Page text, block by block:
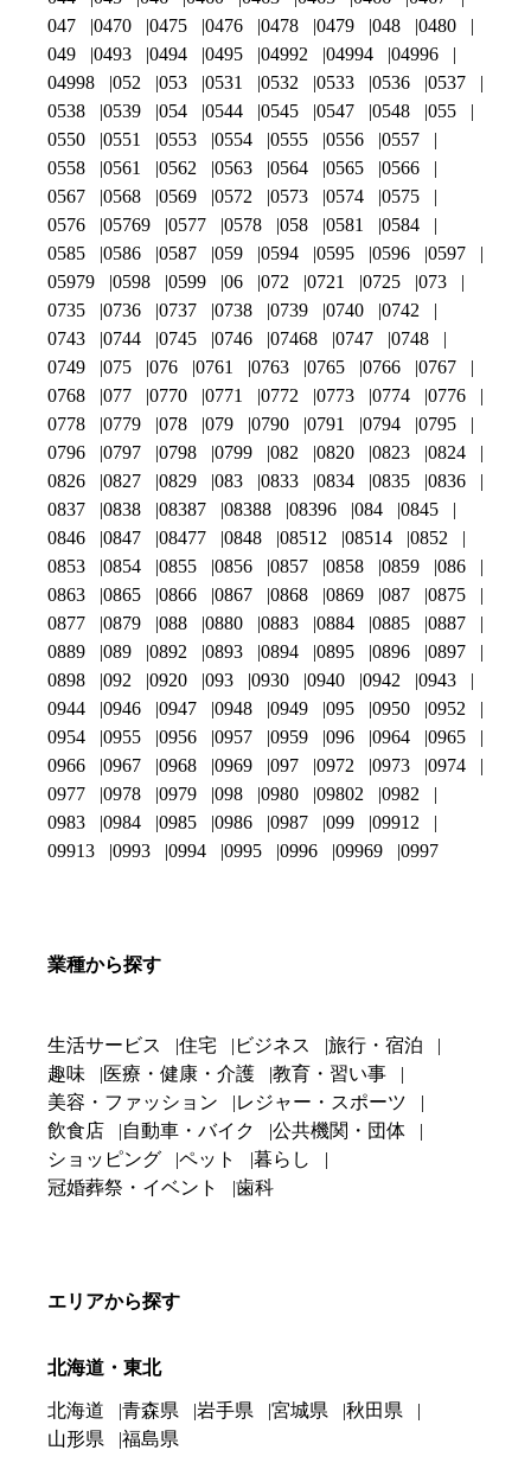
047
0470 0475 0476 0478 0479 048
0480
049
0493 0494 0495 04992 04994
04996
04998
052 053 0531 0532 0533 0536
0537
0538
0539 054 0544 0545 0547 0548
055
0550
0551 0553 0554 0555 0556
0557
0558
0561 0562 0563 0564 0565
0566
0567
0568 0569 0572 0573 0574
0575
0576
05769 0577 0578 058 0581
0584
0585
0586 0587 059 0594 0595 0596
0597
05979
0598 0599 06 072 0721 0725
073
0735
0736 0737 0738 0739 0740
0742
0743
0744 0745 0746 07468 0747
0748
0749
075 076 0761 0763 0765 0766
0767
0768
077 0770 0771 0772 0773 0774
0776
0778
0779 078 079 0790 0791 0794
0795
0796
0797 0798 0799 082 0820 0823
0824
0826
0827 0829 083 0833 0834 0835
0836
0837
0838 08387 08388 08396 084
0845
0846
0847 08477 0848 08512 08514
0852
0853
0854 0855 0856 0857 0858 0859
086
0863
0865 0866 0867 0868 0869 087
0875
0877
0879 088 0880 0883 0884 0885
0887
0889
089 0892 0893 0894 0895 0896
0897
0898
092 0920 093 0930 0940 0942
0943
0944
0946 0947 0948 0949 095 0950
0952
0954
0955 0956 0957 0959 096 0964
0965
0966
0967 0968 0969 097 0972 0973
0974
0977
0978 0979 098 0980 09802
0982
0983
0984 0985 0986 0987 099
09912
09913
0993 0994 0995 0996 09969 0997
業種から探す
生活サービス 住宅 ビジネス
旅行・宿泊
趣味
医療・健康・介護
教育・習い事
美容・ファッション
レジャー・スポーツ
飲食店
自動車・バイク
公共機関・団体
ショッピング
ペット
暮らし
冠婚葬祭・イベント
歯科
エリアから探す
北海道・東北
北海道 青森県 岩手県 宮城県
秋田県
山形県
福島県